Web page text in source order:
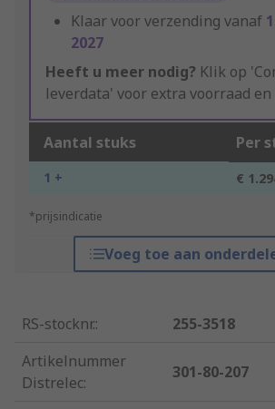
Klaar voor verzending vanaf
2027
Heeft u meer nodig? Klik op
leverdata' voor extra voorraad
Aantal stuks Per
1 + €
*prijsindicatie
Voeg toe aan
RS-stocknr.:
255-3518
Artikelnummer
Distrelec:
301-80-207